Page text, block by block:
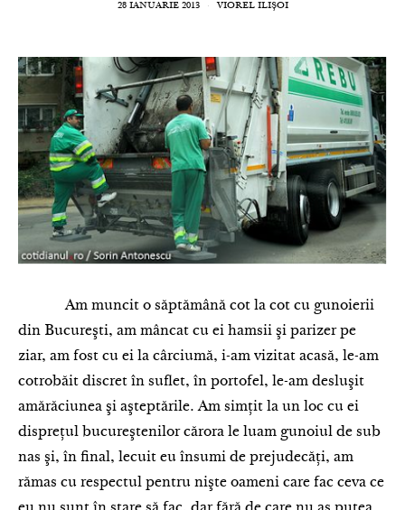
28 IANUARIE 2013 VIOREL ILIȘOI
Am muncit o săptămână cot la cot cu gunoierii
din Bucureşti, am mâncat cu ei hamsii şi parizer pe
ziar, am fost cu ei la cârciumă, i-am vizitat acasă, le-am
cotrobăit discret în suflet, în portofel, le-am desluşit
amărăciunea şi aşteptările. Am simţit la un loc cu ei
dispreţul bucureştenilor cărora le luam gunoiul de sub
nas şi, în final, lecuit eu însumi de prejudecăţi, am
rămas cu respectul pentru nişte oameni care fac ceva ce